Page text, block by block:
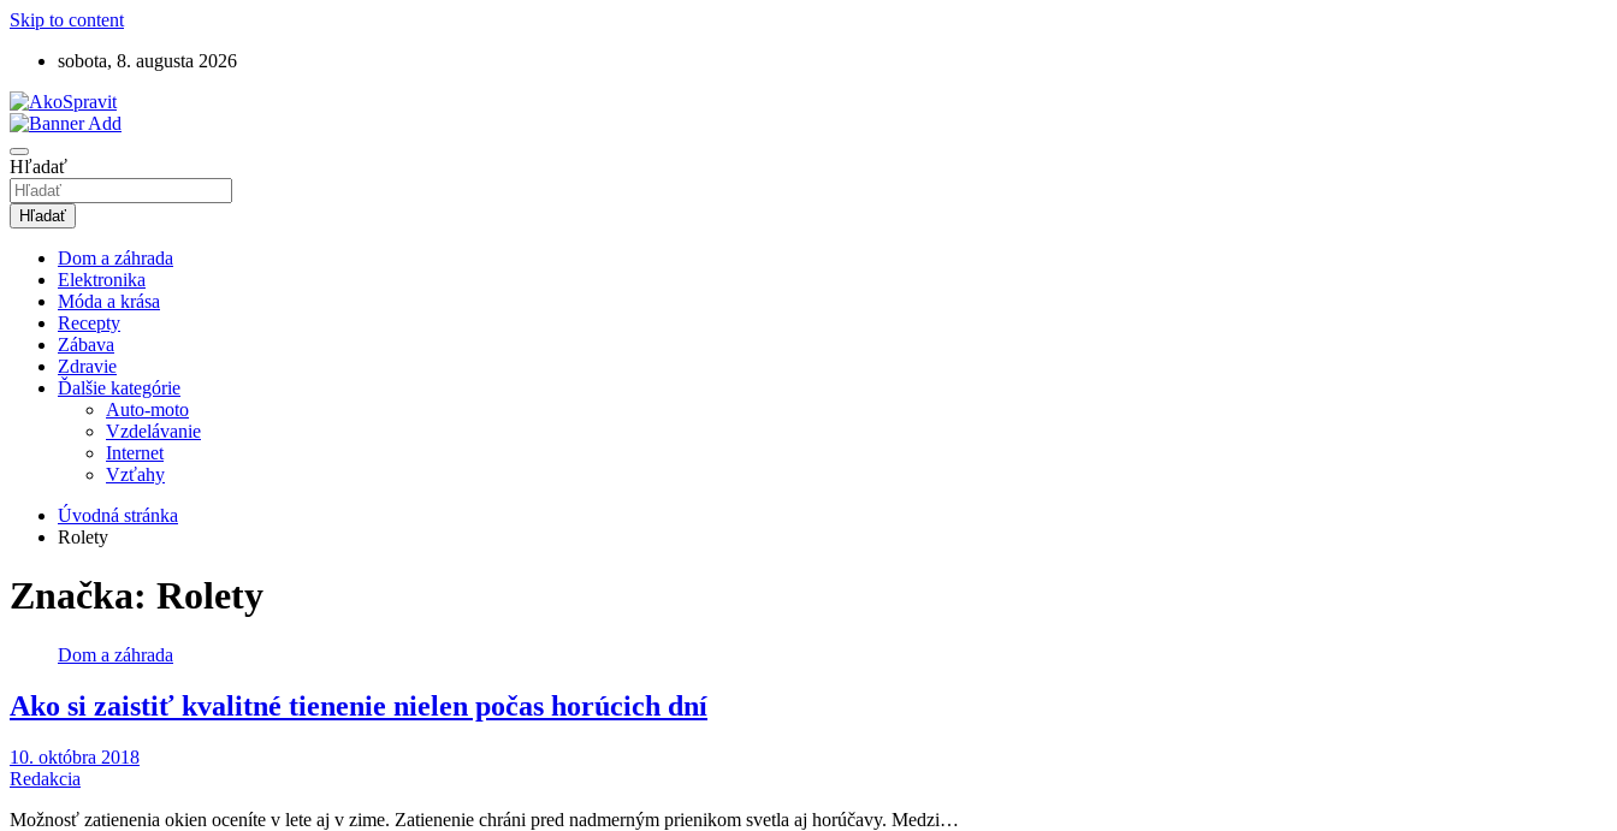
Skip to content
sobota, 8. augusta 2026
AkoSpravit.sk
Hľadať
Hľadať
Dom a záhrada
Elektronika
Móda a krása
Recepty
Zábava
Zdravie
Ďalšie kategórie
Auto-moto
Vzdelávanie
Internet
Vzťahy
Úvodná stránka
Rolety
Značka: Rolety
Dom a záhrada
Ako si zaistiť kvalitné tienenie nielen počas horúcich dní
10. októbra 2018
Redakcia
Možnosť zatienenia okien oceníte v lete aj v zime. Zatienenie chráni pred nadmerným prienikom svetla aj horúčavy. Medzi…